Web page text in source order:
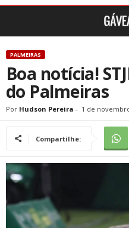
PALMEIRAS
Boa notícia!
do Palmeiras
Por Hudson Pereira - 1 de
Compartilhe: